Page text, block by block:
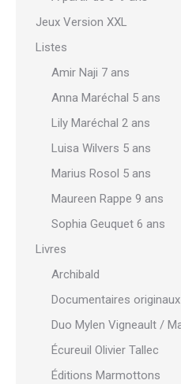
Jeux Version XXL
Listes
Amir Naji 7 ans
Anna Maréchal 5 ans
Lily Maréchal 2 ans
Luisa Wilvers 5 ans
Marius Rosol 5 ans
Maureen Rappe 9 ans
Sophia Geuquet 6 ans
Livres
Archibald
Documentaires originaux
Duo Mylen Vigneault /
Écureuil Olivier Tallec
Éditions Marmottons